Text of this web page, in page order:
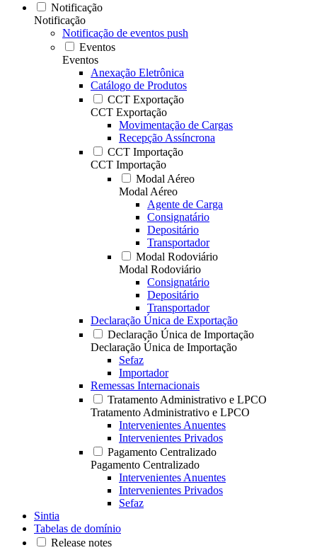
Notificação
Notificação
Notificação de eventos push
Eventos
Eventos
Anexação Eletrônica
Catálogo de Produtos
CCT Exportação
CCT Exportação
Movimentação de Cargas
Recepção Assíncrona
CCT Importação
CCT Importação
Modal Aéreo
Modal Aéreo
Agente de Carga
Consignatário
Depositário
Transportador
Modal Rodoviário
Modal Rodoviário
Consignatário
Depositário
Transportador
Declaração Única de Exportação
Declaração Única de Importação
Declaração Única de Importação
Sefaz
Importador
Remessas Internacionais
Tratamento Administrativo e LPCO
Tratamento Administrativo e LPCO
Intervenientes Anuentes
Intervenientes Privados
Pagamento Centralizado
Pagamento Centralizado
Intervenientes Anuentes
Intervenientes Privados
Sefaz
Sintia
Tabelas de domínio
Release notes